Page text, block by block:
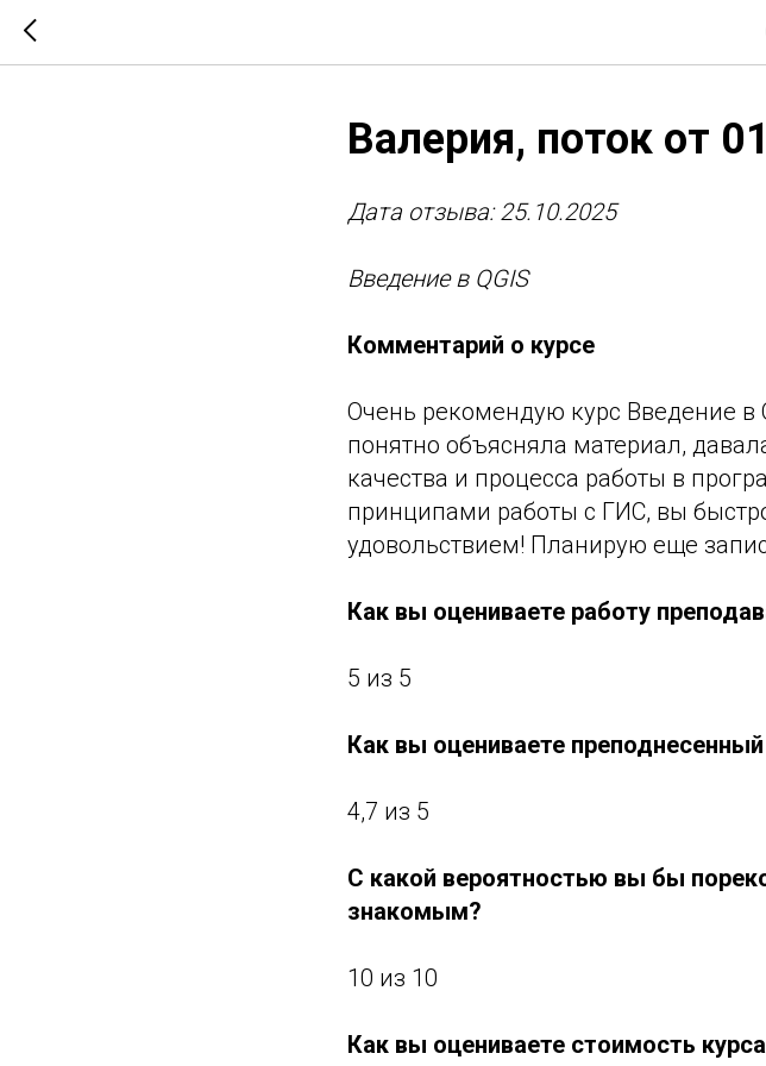
Валерия, поток от
Дата отзыва: 25.10.2025
Введение в QGIS
Комментарий о курсе
Очень рекомендую курс Введение в
понятно объясняла материал,
качества и процесса работы в
принципами работы с ГИС, вы
удовольствием! Планирую еще
Как вы оцениваете работу
5 из 5
Как вы оцениваете
4,7 из 5
С какой вероятностью вы бы
знакомым?
10 из 10
Как вы оцениваете стоимость